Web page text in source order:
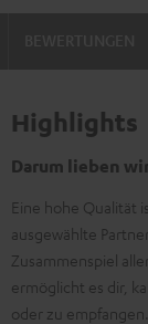
Highlights
Darum lieben
Eine hohe Qualität
ausgewählte
Zusammenspiel
ermöglicht es dir,
oder zu empfangen.